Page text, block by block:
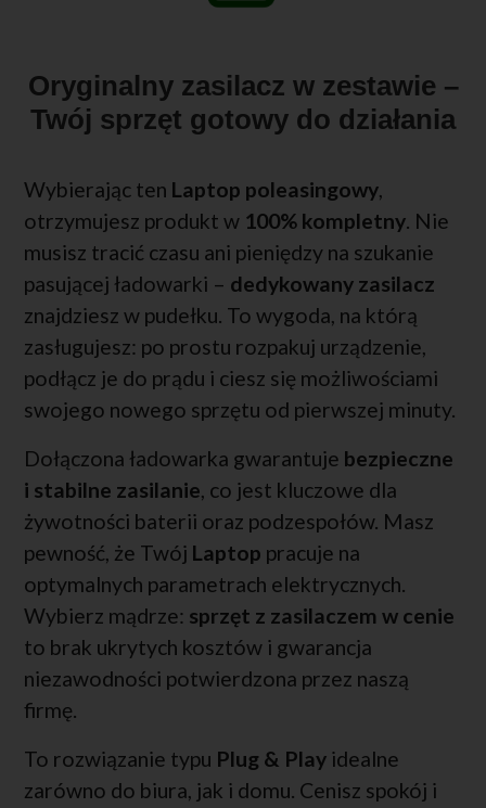
Oryginalny zasilacz w zestawie –
Twój sprzęt gotowy do działania
Wybierając ten Laptop poleasingowy,
otrzymujesz produkt w 100% kompletny. Nie
musisz tracić czasu ani pieniędzy na szukanie
pasującej ładowarki – dedykowany zasilacz
znajdziesz w pudełku. To wygoda, na którą
zasługujesz: po prostu rozpakuj urządzenie,
podłącz je do prądu i ciesz się możliwościami
swojego nowego sprzętu od pierwszej minuty.
Dołączona ładowarka gwarantuje bezpieczne
i stabilne zasilanie, co jest kluczowe dla
żywotności baterii oraz podzespołów. Masz
pewność, że Twój Laptop pracuje na
optymalnych parametrach elektrycznych.
Wybierz mądrze: sprzęt z zasilaczem w cenie
to brak ukrytych kosztów i gwarancja
niezawodności potwierdzona przez naszą
firmę.
To rozwiązanie typu Plug & Play idealne
zarówno do biura, jak i domu. Cenisz spokój i